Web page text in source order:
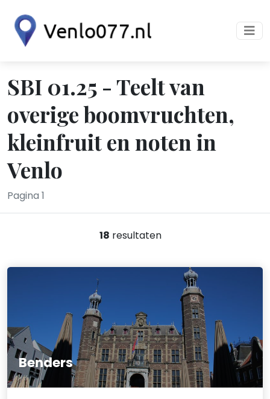
SBI 01.25 - Teelt van
overige boomvruchten,
kleinfruit en noten in
Venlo
Pagina 1
18 resultaten
Benders